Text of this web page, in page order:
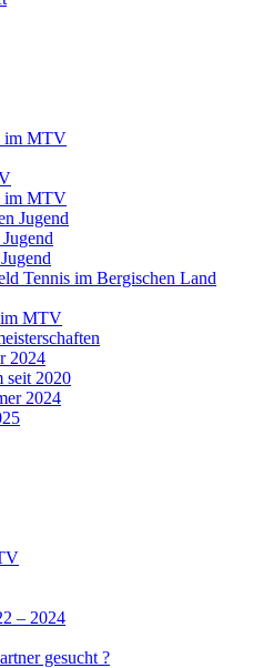
im MTV
im MTV
Jugend
Tennis im Bergischen Land
im MTV
2024
seit 2020
2024
– 2024
gesucht ?